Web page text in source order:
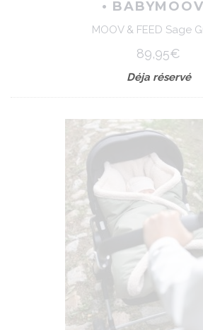
•
MOOV & FEED Sage
89,95€
Déja réservé